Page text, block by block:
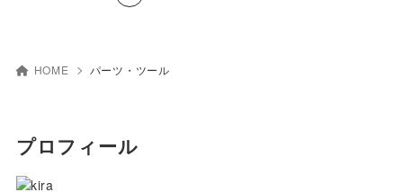
HOME パーツ・ツール
プロフィール